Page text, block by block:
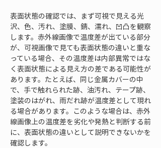
表面状態の確認では、まず可視で見える光
沢、色、汚れ、塗膜、錆、濡れ、凹凸を観察
します。赤外線画像で温度差が出ている部分
が、可視画像で見ても表面状態の違いと重な
っている場合、その温度差は内部異常ではな
く表面状態による見え方の差である可能性が
あります。たとえば、同じ金属カバーの中
で、手で触れられた跡、油汚れ、テープ跡、
塗装のはがれ、雨だれ跡が温度差として現れ
る場合があります。このような場合は、赤外
線画像上の温度差を劣化や発熱と判断する前
に、表面状態の違いとして説明できないかを
確認します。